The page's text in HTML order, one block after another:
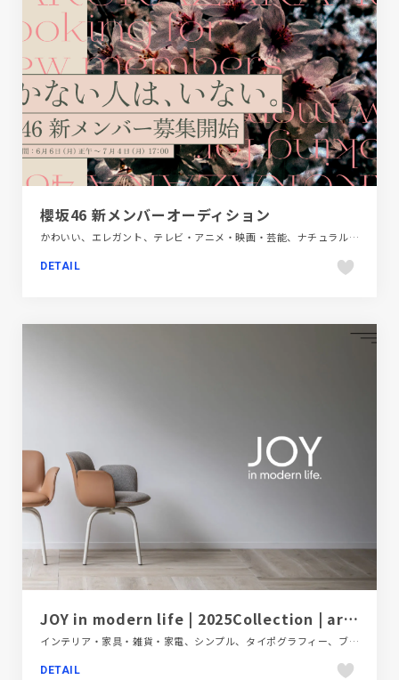
櫻坂46 新メンバーオーディション
かわいい、エレガント、テレビ・アニメ・映画・芸能、ナチュラル、ピンク系、ブランド・サービスサイト、ベージュ・ゴールド系、大きめ写真
DETAIL
JOY in modern life | 2025Collection | arflex (アルフレックス ジャパン)
インテリア・家具・雑貨・家電、シンプル、タイポグラフィー、ブランド・サービスサイト、ホワイト系、大きめ写真
DETAIL